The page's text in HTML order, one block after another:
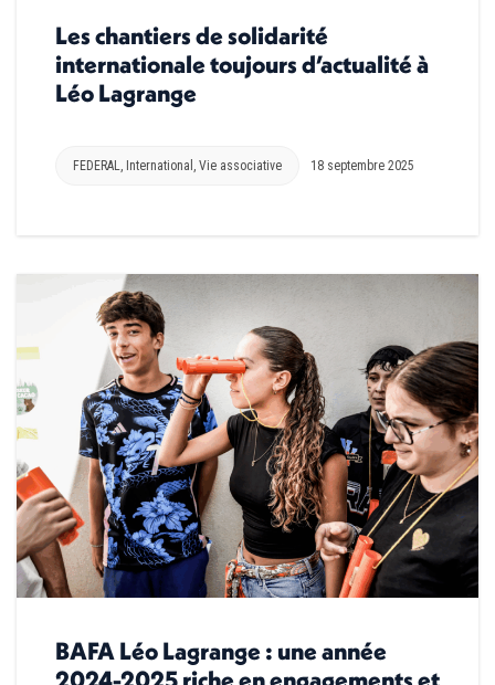
Les chantiers de solidarité
internationale toujours d’actualité à
Léo Lagrange
FEDERAL, International , Vie associative 18 septembre 2025
BAFA Léo Lagrange : une année